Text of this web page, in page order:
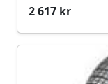
2 617 kr